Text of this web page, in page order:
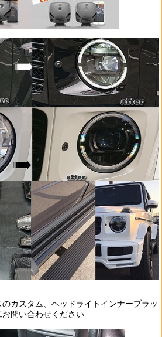
カスタム、ヘッドライトインナーブラッ
お問い合わせください